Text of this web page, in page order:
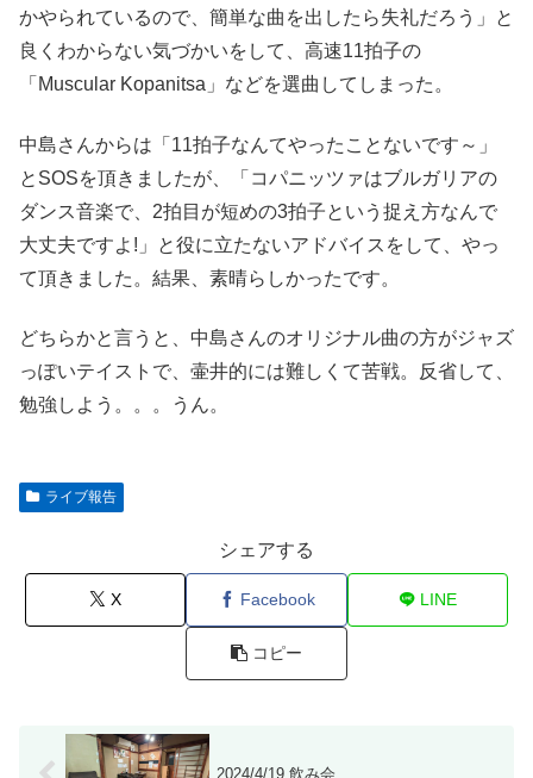
かやられているので、簡単な曲を出したら失礼だろう」と
良くわからない気づかいをして、高速11拍子の
「Muscular Kopanitsa」などを選曲してしまった。
中島さんからは「11拍子なんてやったことないです～」
とSOSを頂きましたが、「コパニッツァはブルガリアの
ダンス音楽で、2拍目が短めの3拍子という捉え方なんで
大丈夫ですよ!」と役に立たないアドバイスをして、やっ
て頂きました。結果、素晴らしかったです。
どちらかと言うと、中島さんのオリジナル曲の方がジャズ
っぽいテイストで、壷井的には難しくて苦戦。反省して、
勉強しよう。。。うん。
ライブ報告
シェアする
X Facebook LINE
コピー
2024/4/19 飲み会